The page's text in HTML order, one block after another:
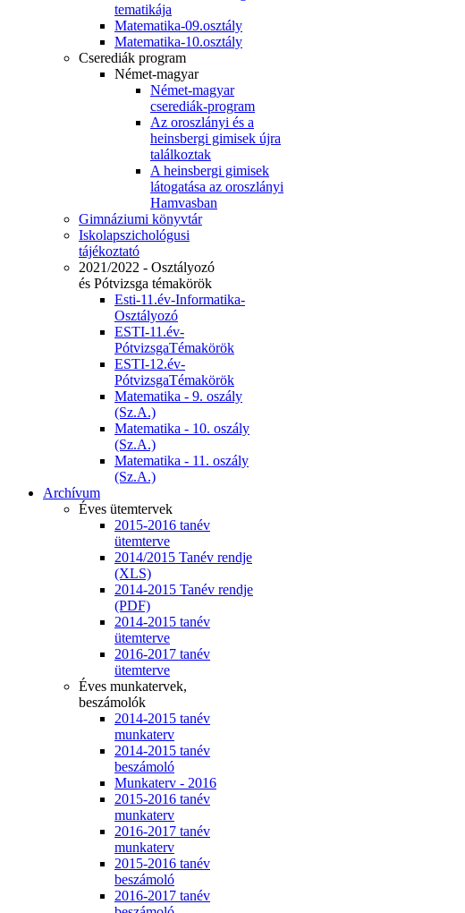
tematikája
Matematika-09.osztály
Matematika-10.osztály
Cserediák program
Német-magyar
Német-magyar
cserediák-program
Az oroszlányi és a
heinsbergi gimisek újra
találkoztak
A heinsbergi gimisek
látogatása az oroszlányi
Hamvasban
Gimnáziumi könyvtár
Iskolapszichológusi
tájékoztató
2021/2022 - Osztályozó
és Pótvizsga témakörök
Esti-11.év-Informatika-
Osztályozó
ESTI-11.év-
PótvizsgaTémakörök
ESTI-12.év-
PótvizsgaTémakörök
Matematika - 9. oszály
(Sz.A.)
Matematika - 10. oszály
(Sz.A.)
Matematika - 11. oszály
(Sz.A.)
Archívum
Éves ütemtervek
2015-2016 tanév
ütemterve
2014/2015 Tanév rendje
(XLS)
2014-2015 Tanév rendje
(PDF)
2014-2015 tanév
ütemterve
2016-2017 tanév
ütemterve
Éves munkatervek,
beszámolók
2014-2015 tanév
munkaterv
2014-2015 tanév
beszámoló
Munkaterv - 2016
2015-2016 tanév
munkaterv
2016-2017 tanév
munkaterv
2015-2016 tanév
beszámoló
2016-2017 tanév